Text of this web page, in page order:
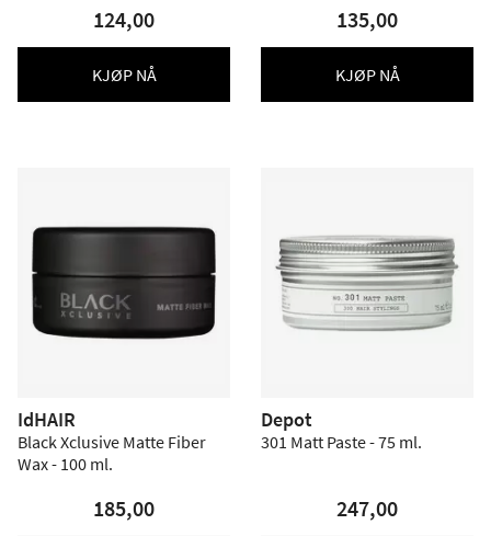
124,00
KJØP NÅ
135,00
KJØP NÅ
IdHAIR
Black Xclusive Matte Fiber
Wax - 100 ml.
185,00
Depot
301 Matt Paste - 75 ml.
247,00